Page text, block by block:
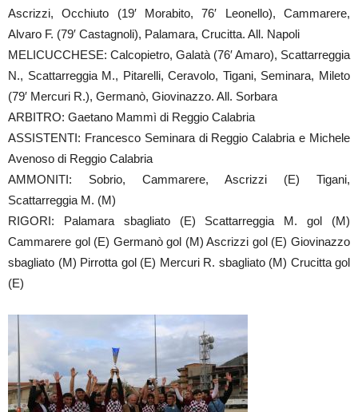
Ascrizzi, Occhiuto (19′ Morabito, 76′ Leonello), Cammarere,
Alvaro F. (79′ Castagnoli), Palamara, Crucitta. All. Napoli
MELICUCCHESE: Calcopietro, Galatà (76′ Amaro), Scattarreggia
N., Scattarreggia M., Pitarelli, Ceravolo, Tigani, Seminara, Mileto
(79′ Mercuri R.), Germanò, Giovinazzo. All. Sorbara
ARBITRO: Gaetano Mammì di Reggio Calabria
ASSISTENTI: Francesco Seminara di Reggio Calabria e Michele
Avenoso di Reggio Calabria
AMMONITI: Sobrio, Cammarere, Ascrizzi (E) Tigani,
Scattarreggia M. (M)
RIGORI: Palamara sbagliato (E) Scattarreggia M. gol (M)
Cammarere gol (E) Germanò gol (M) Ascrizzi gol (E) Giovinazzo
sbagliato (M) Pirrotta gol (E) Mercuri R. sbagliato (M) Crucitta gol
(E)